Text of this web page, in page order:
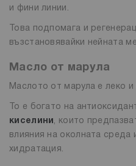
и фини линии.
Това подпомага и
възстановявайки нейната
Масло от марула
Маслото от марула е леко
То е богато на
киселини , които
влияния на околната
хидратация.